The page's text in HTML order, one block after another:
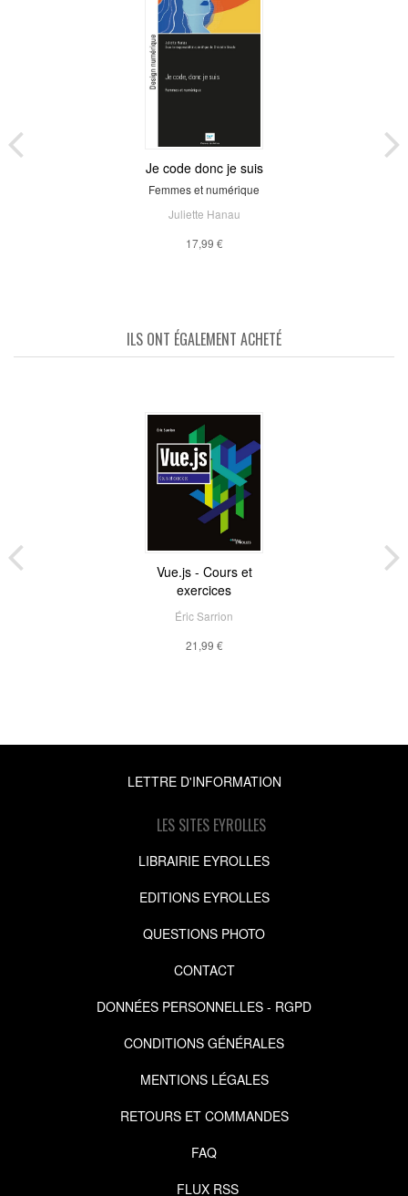
Je code donc je suis
Femmes et numérique
Juliette Hanau
17,99 €
ILS ONT ÉGALEMENT ACHETÉ
Vue.js - Cours et
exercices
Éric Sarrion
21,99 €
LETTRE D'INFORMATION
LES SITES EYROLLES
LIBRAIRIE EYROLLES
EDITIONS EYROLLES
QUESTIONS PHOTO
CONTACT
DONNÉES PERSONNELLES - RGPD
CONDITIONS GÉNÉRALES
MENTIONS LÉGALES
RETOURS ET COMMANDES
FAQ
FLUX RSS